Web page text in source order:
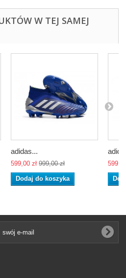
W TEJ SAMEJ
adidas...
599,00 zł 999,00 zł
Dodaj do koszyka